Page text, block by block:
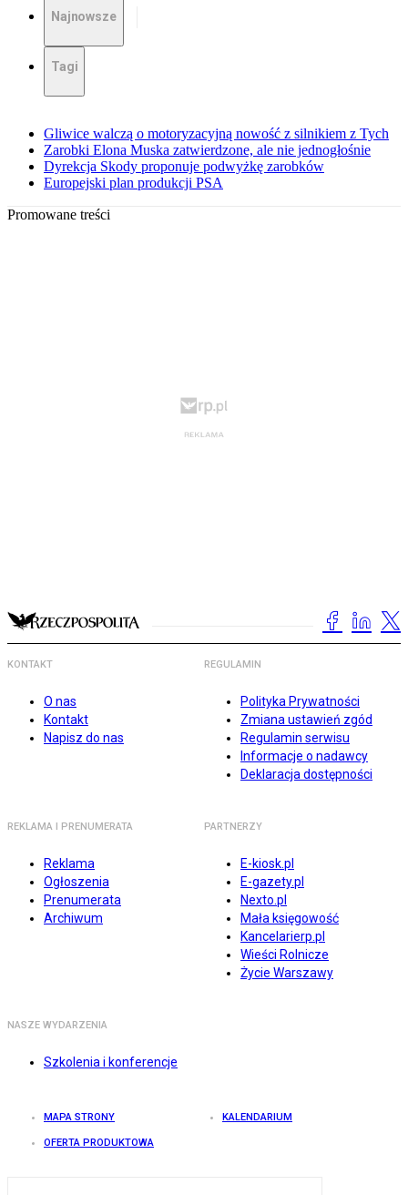
Najnowsze
Tagi
Gliwice walczą o motoryzacyjną nowość z silnikiem z Tych
Zarobki Elona Muska zatwierdzone, ale nie jednogłośnie
Dyrekcja Skody proponuje podwyżkę zarobków
Europejski plan produkcji PSA
Promowane treści
KONTAKT
O nas
Kontakt
Napisz do nas
REGULAMIN
Polityka Prywatności
Zmiana ustawień zgód
Regulamin serwisu
Informacje o nadawcy
Deklaracja dostępności
REKLAMA I PRENUMERATA
Reklama
Ogłoszenia
Prenumerata
Archiwum
PARTNERZY
E-kiosk.pl
E-gazety.pl
Nexto.pl
Mała księgowość
Kancelarierp.pl
Wieści Rolnicze
Życie Warszawy
NASZE WYDARZENIA
Szkolenia i konferencje
MAPA STRONY KALENDARIUM
OFERTA PRODUKTOWA